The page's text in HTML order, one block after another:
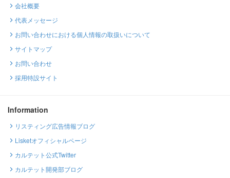
会社概要
代表メッセージ
お問い合わせにおける個人情報の取扱いについて
サイトマップ
お問い合わせ
採用特設サイト
Information
リスティング広告情報ブログ
Lisketオフィシャルページ
カルテット公式Twitter
カルテット開発部ブログ